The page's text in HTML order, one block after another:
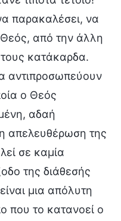
παρακαλέσει, να
Θεός, από την άλλη
κατάκαρδα.
αντιπροσωπεύουν
ο Θεός
αδαή
απελευθέρωση της
σε καμία
της διάθεσής
μια απόλυτη
που το κατανοεί ο